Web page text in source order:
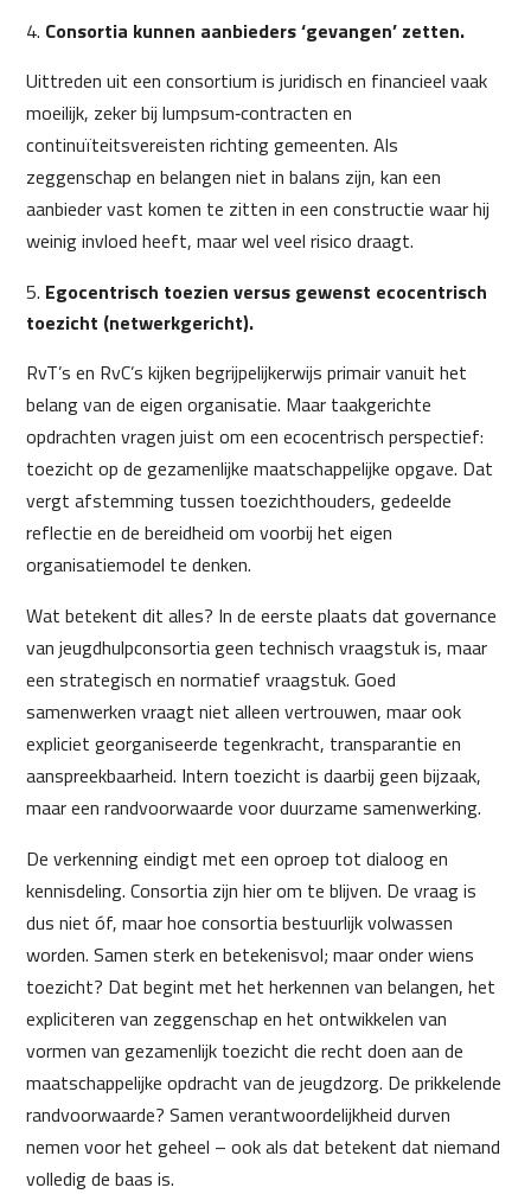
Consortia kunnen aanbieders ‘gevangen’ zetten.
Uittreden uit een consortium is juridisch en financieel vaak
moeilijk, zeker bij lumpsum‑contracten en
continuïteitsvereisten richting gemeenten. Als
zeggenschap en belangen niet in balans zijn, kan een
aanbieder vast komen te zitten in een constructie waar hij
weinig invloed heeft, maar wel veel risico draagt.
Egocentrisch toezien versus gewenst ecocentrisch
toezicht (netwerkgericht).
RvT’s en RvC’s kijken begrijpelijkerwijs primair vanuit het
belang van de eigen organisatie. Maar taakgerichte
opdrachten vragen juist om een ecocentrisch perspectief:
toezicht op de gezamenlijke maatschappelijke opgave. Dat
vergt afstemming tussen toezichthouders, gedeelde
reflectie en de bereidheid om voorbij het eigen
organisatiemodel te denken.
Wat betekent dit alles? In de eerste plaats dat governance
van jeugdhulpconsortia geen technisch vraagstuk is, maar
een strategisch en normatief vraagstuk. Goed
samenwerken vraagt niet alleen vertrouwen, maar ook
expliciet georganiseerde tegenkracht, transparantie en
aanspreekbaarheid. Intern toezicht is daarbij geen bijzaak,
maar een randvoorwaarde voor duurzame samenwerking.
De verkenning eindigt met een oproep tot dialoog en
kennisdeling. Consortia zijn hier om te blijven. De vraag is
dus niet óf, maar hoe consortia bestuurlijk volwassen
worden. Samen sterk en betekenisvol; maar onder wiens
toezicht? Dat begint met het herkennen van belangen, het
expliciteren van zeggenschap en het ontwikkelen van
vormen van gezamenlijk toezicht die recht doen aan de
maatschappelijke opdracht van de jeugdzorg. De prikkelende
randvoorwaarde? Samen verantwoordelijkheid durven
nemen voor het geheel – ook als dat betekent dat niemand
volledig de baas is.